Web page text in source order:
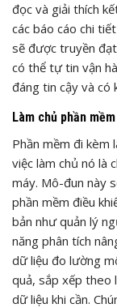
đọc và giải thích
các báo cáo chi
sẽ được truyền
có thể tự tin vận
đáng tin cậy và có
Làm chủ phần
Phần mềm đi kèm
việc làm chủ nó là
máy. Mô-đun này
phần mềm điều
bản như quản lý
năng phân tích
dữ liệu đo lường
quả, sắp xếp theo
dữ liệu khi cần.